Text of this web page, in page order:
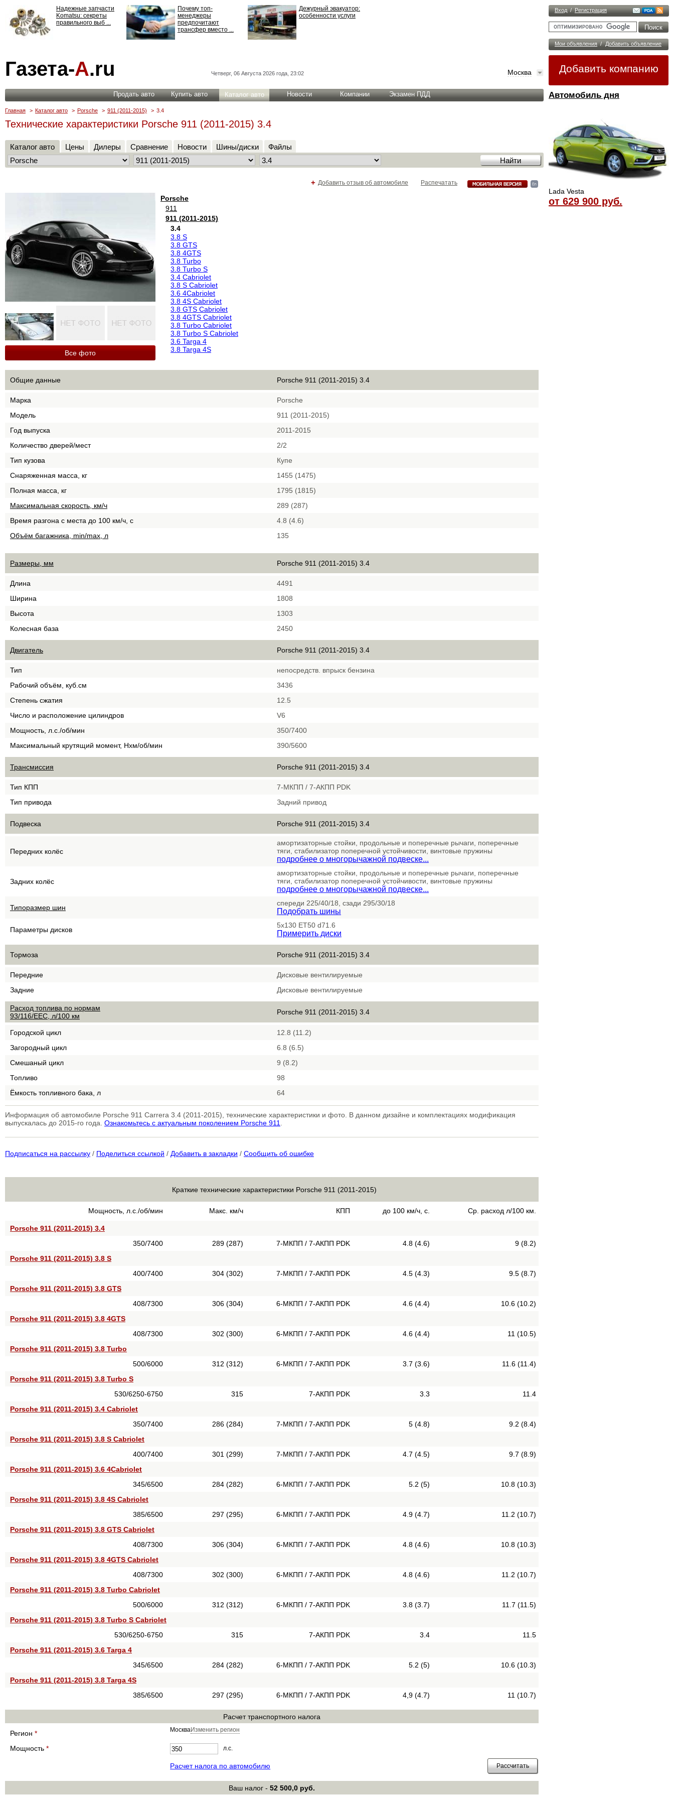
Вход / Регистрация
Мои объявления / Добавить объявление
Добавить компанию
Автомобиль дня
Lada Vesta
от 629 900 руб.
Надежные запчасти
Komatsu: секреты
правильного выб ...
Почему топ-
менеджеры
предпочитают
трансфер вместо ...
Дежурный эвакуатор:
особенности услуги
ответственности: все,
что нужно знать ...
Газета-А.ru Четверг, 06 Августа 2026 года, 23:02 Москва
Продать авто Купить авто Каталог авто Новости Компании Экзамен ПДД
Главная > Каталог авто > Porsche > 911 (2011-2015) > 3.4
Технические характеристики Porsche 911 (2011-2015) 3.4
Каталог авто Цены Дилеры Сравнение Новости Шины/диски Файлы
Распечатать
+ Добавить отзыв об автомобиле
Все фото
Porsche
911
911 (2011-2015)
3.4
3.8 S
3.8 GTS
3.8 4GTS
3.8 Turbo
3.8 Turbo S
3.4 Cabriolet
3.8 S Cabriolet
3.6 4Cabriolet
3.8 4S Cabriolet
3.8 GTS Cabriolet
3.8 4GTS Cabriolet
3.8 Turbo Cabriolet
3.8 Turbo S Cabriolet
3.6 Targa 4
3.8 Targa 4S
Общие данные Porsche 911 (2011-2015) 3.4
Марка
Porsche
Модель
911 (2011-2015)
Год выпуска
2011-2015
Количество дверей/мест
2/2
Тип кузова
Купе
Снаряженная масса, кг
1455 (1475)
Полная масса, кг
1795 (1815)
Максимальная скорость, км/ч
289 (287)
Время разгона с места до 100 км/ч, с
4.8 (4.6)
Объём багажника, min/max, л
135
Размеры, мм Porsche 911 (2011-2015) 3.4
Длина
4491
Ширина
1808
Высота
1303
Колесная база
2450
Двигатель Porsche 911 (2011-2015) 3.4
Тип
непосредств. впрыск бензина
Рабочий объём, куб.см
3436
Степень сжатия
12.5
Число и расположение цилиндров
V6
Мощность, л.с./об/мин
350/7400
Максимальный крутящий момент, Нхм/об/мин
390/5600
Трансмиссия Porsche 911 (2011-2015) 3.4
Тип КПП
7-МКПП / 7-АКПП PDK
Тип привода
Задний привод
Подвеска Porsche 911 (2011-2015) 3.4
Передних колёс
амортизаторные стойки, продольные и поперечные рычаги, поперечные
тяги, стабилизатор поперечной устойчивости, винтовые пружины
подробнее о многорычажной подвеске...
Задних колёс
амортизаторные стойки, продольные и поперечные рычаги, поперечные
тяги, стабилизатор поперечной устойчивости, винтовые пружины
подробнее о многорычажной подвеске...
Типоразмер шин
спереди 225/40/18, сзади 295/30/18
Подобрать шины
Параметры дисков
5x130 ET50 d71.6
Примерить диски
Тормоза Porsche 911 (2011-2015) 3.4
Передние
Дисковые вентилируемые
Задние
Дисковые вентилируемые
Расход топлива по нормам
93/116/EEC, л/100 км
Porsche 911 (2011-2015) 3.4
Городской цикл
12.8 (11.2)
Загородный цикл
6.8 (6.5)
Смешаный цикл
9 (8.2)
Топливо
98
Ёмкость топливного бака, л
64
Информация об автомобиле Porsche 911 Carrera 3.4 (2011-2015), технические характеристики и фото. В данном дизайне и комплектациях модификация
выпускалась до 2015-го года. Ознакомьтесь с актуальным поколением Porsche 911
Подписаться на рассылку / Поделиться ссылкой / Добавить в закладки / Сообщить об ошибке
Краткие технические характеристики Porsche 911 (2011-2015)
Мощность, л.с./об/мин Макс. км/ч КПП до 100 км/ч, с. Ср. расход л/100 км.
Porsche 911 (2011-2015) 3.4
350/7400
289 (287) 7-МКПП / 7-АКПП PDK 4.8 (4.6)
9 (8.2)
Porsche 911 (2011-2015) 3.8 S
400/7400
304 (302) 7-МКПП / 7-АКПП PDK 4.5 (4.3)
9.5 (8.7)
Porsche 911 (2011-2015) 3.8 GTS
408/7300
306 (304) 6-МКПП / 7-АКПП PDK 4.6 (4.4)
10.6 (10.2)
Porsche 911 (2011-2015) 3.8 4GTS
408/7300
302 (300) 6-МКПП / 7-АКПП PDK 4.6 (4.4)
11 (10.5)
Porsche 911 (2011-2015) 3.8 Turbo
500/6000
312 (312) 6-МКПП / 7-АКПП PDK 3.7 (3.6)
11.6 (11.4)
Porsche 911 (2011-2015) 3.8 Turbo S
530/6250-6750
315 7-АКПП PDK 3.3
11.4
Porsche 911 (2011-2015) 3.4 Cabriolet
350/7400
286 (284) 7-МКПП / 7-АКПП PDK 5 (4.8)
9.2 (8.4)
Porsche 911 (2011-2015) 3.8 S Cabriolet
400/7400
301 (299) 7-МКПП / 7-АКПП PDK 4.7 (4.5)
9.7 (8.9)
Porsche 911 (2011-2015) 3.6 4Cabriolet
345/6500
284 (282) 6-МКПП / 7-АКПП PDK 5.2 (5)
10.8 (10.3)
Porsche 911 (2011-2015) 3.8 4S Cabriolet
385/6500
297 (295) 6-МКПП / 7-АКПП PDK 4.9 (4.7)
11.2 (10.7)
Porsche 911 (2011-2015) 3.8 GTS Cabriolet
408/7300
306 (304) 6-МКПП / 7-АКПП PDK 4.8 (4.6)
10.8 (10.3)
Porsche 911 (2011-2015) 3.8 4GTS Cabriolet
408/7300
302 (300) 6-МКПП / 7-АКПП PDK 4.8 (4.6)
11.2 (10.7)
Porsche 911 (2011-2015) 3.8 Turbo Cabriolet
500/6000
312 (312) 6-МКПП / 7-АКПП PDK 3.8 (3.7)
11.7 (11.5)
Porsche 911 (2011-2015) 3.8 Turbo S Cabriolet
530/6250-6750
315 7-АКПП PDK 3.4
11.5
Porsche 911 (2011-2015) 3.6 Targa 4
345/6500
284 (282) 6-МКПП / 7-АКПП PDK 5.2 (5)
10.6 (10.3)
Porsche 911 (2011-2015) 3.8 Targa 4S
385/6500
297 (295) 6-МКПП / 7-АКПП PDK 4,9 (4.7) 11 (10.7)
Расчет транспортного налога
Регион * МоскваИзменить регион
Мощность * л.с.
Расчет налога по автомобилю
Ваш налог - 52 500,0 руб.